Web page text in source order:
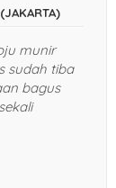
hadi
pak,
bapak